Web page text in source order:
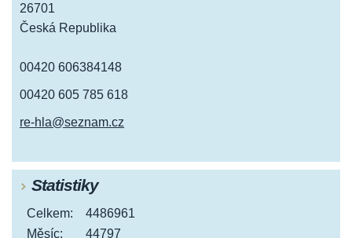
26701
Česká Republika
00420 606384148
00420 605 785 618
re-hla@seznam.cz
Statistiky
Celkem:
4486961
Měsíc:
44797